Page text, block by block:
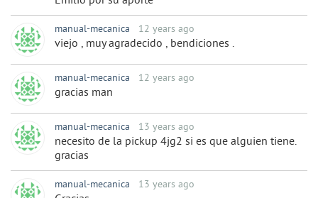
manual-mecanica 12 years ago
viejo , muy agradecido , bendiciones .
manual-mecanica 12 years ago
gracias man
manual-mecanica 13 years ago
necesito de la pickup 4jg2 si es que alguien tiene.
gracias
manual-mecanica 13 years ago